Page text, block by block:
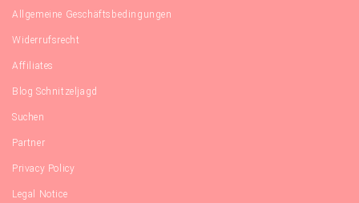
Allgemeine Geschäftsbedingungen
Widerrufsrecht
Affiliates
Blog Schnitzeljagd
Suchen
Partner
Privacy Policy
Legal Notice